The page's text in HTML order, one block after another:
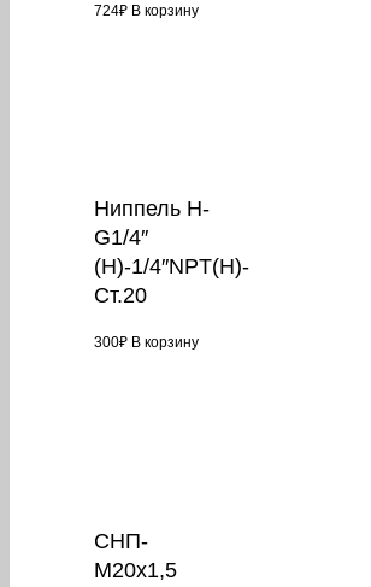
724₽ В корзину
Ниппель Н-
G1/4″
(Н)-1/4″NPT(Н)-
Ст.20
300₽ В корзину
СНП-
М20х1,5